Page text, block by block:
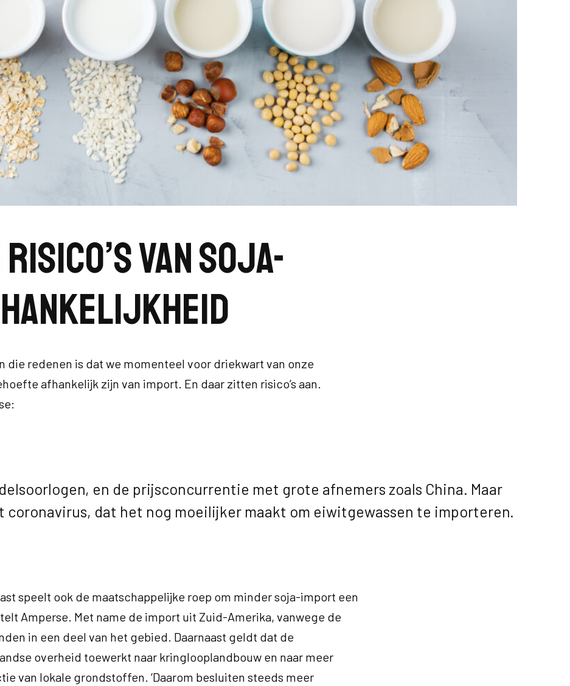
risico’s van soja-
die redenen is dat we momenteel voor driekwart van onze
afhankelijk zijn van import. En daar zitten risico’s aan.
en de prijsconcurrentie met grote afnemers zoals China. Maar
coronavirus, dat het nog moeilijker maakt om eiwitgewassen te importeren.
speelt ook de maatschappelijke roep om minder soja-import een
Amperse. Met name de import uit Zuid-Amerika, vanwege de
in een deel van het gebied. Daarnaast geldt dat de
overheid toewerkt naar kringlooplandbouw en naar meer
van lokale grondstoffen. ‘Daarom besluiten steeds meer